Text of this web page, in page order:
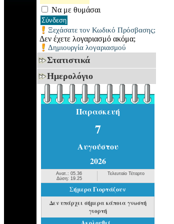
Να με θυμάσαι
Ξεχάσατε τον Κωδικό Πρόσβασης;
Δεν έχετε λογαριασμό ακόμα;
Δημιουργία λογαριασμού
Στατιστικά
Ημερολόγιο
Παρασκευή
7
Αυγούστου
2026
Ανατ.: 05.36
Δύση: 19.25
Τελευταίο Τέταρτο
Σήμερα Γιορτάζουν
Δεν υπάρχει σήμερα κάποια γνωστή
γιορτή